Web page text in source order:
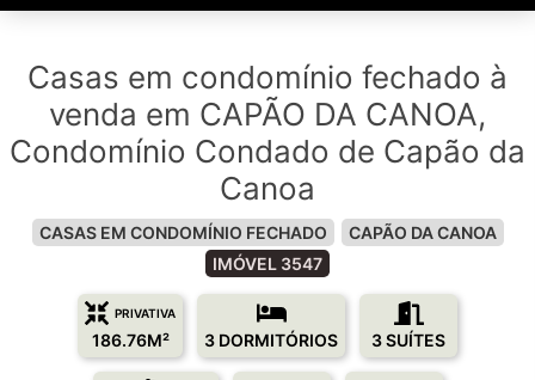
Casas em condomínio fechado à
venda em CAPÃO DA CANOA,
Condomínio Condado de Capão da
Canoa
CASAS EM CONDOMÍNIO FECHADO
CAPÃO DA CANOA
IMÓVEL 3547
PRIVATIVA
186.76M² 3 DORMITÓRIOS 3 SUÍTES